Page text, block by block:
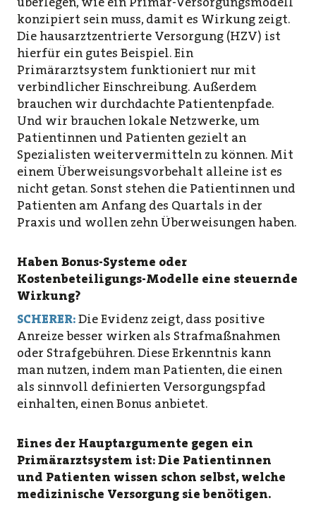
konzipiert sein muss, damit es Wirkung zeigt.
Die hausarztzentrierte Versorgung (HZV) ist
hierfür ein gutes Beispiel. Ein
Primärarztsystem funktioniert nur mit
verbindlicher Einschreibung. Außerdem
brauchen wir durchdachte Patientenpfade.
Und wir brauchen lokale Netzwerke, um
Patientinnen und Patienten gezielt an
Spezialisten weitervermitteln zu können. Mit
einem Überweisungsvorbehalt alleine ist es
nicht getan. Sonst stehen die Patientinnen und
Patienten am Anfang des Quartals in der
Praxis und wollen zehn Überweisungen haben.
Haben Bonus-Systeme oder
Kostenbeteiligungs-Modelle eine steuernde
Wirkung?
SCHERER:Die Evidenz zeigt, dass positive
Anreize besser wirken als Strafmaßnahmen
oder Strafgebühren. Diese Erkenntnis kann
man nutzen, indem man Patienten, die einen
als sinnvoll definierten Versorgungspfad
einhalten, einen Bonus anbietet.
Eines der Hauptargumente gegen ein
Primärarztsystem ist: Die Patientinnen
und Patienten wissen schon selbst, welche
medizinische Versorgung sie benötigen.